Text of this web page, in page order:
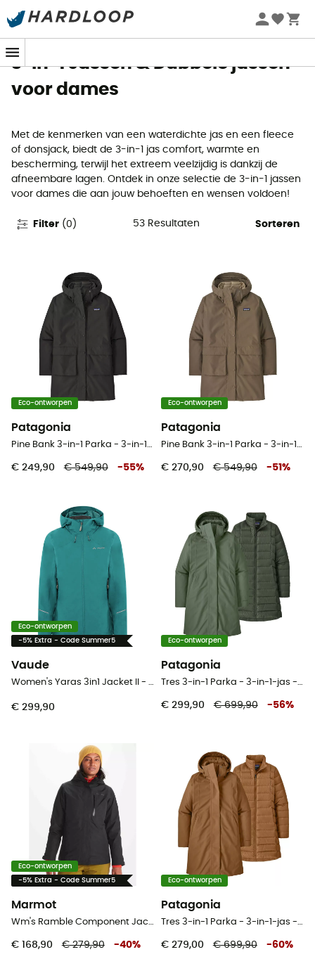
Zomeraanbiedingen 🔥 -5% EXTRA vanaf 2 producten* met
3-in-1 Jassen & Dubbele jassen
voor dames
Met de kenmerken van een waterdichte jas en een fleece
of donsjack, biedt de 3-in-1 jas comfort, warmte en
bescherming, terwijl het extreem veelzijdig is dankzij de
afneembare lagen. Ontdek in onze selectie de 3-in-1 jassen
voor dames die aan jouw behoeften en wensen voldoen!
Filter (0 ) 53 Resultaten Sorteren
Eco-ontworpen
Patagonia
Pine Bank 3-in-1 Parka - 3-in-1-jas - Dames
€ 249,90 € 549,90 -55%
Eco-ontworpen
Patagonia
Pine Bank 3-in-1 Parka - 3-in-1-jas - Dames
€ 270,90 € 549,90 -51 %
Eco-ontworpen
-5% Extra - Code Summer5
Vaude
Women's Yaras 3in1 Jacket II - 3-in-1-jas - Dames
€ 299,90
Eco-ontworpen
Patagonia
Tres 3-in-1 Parka - 3-in-1-jas - Dames
€ 299,90 € 699,90 -56%
Eco-ontworpen
-5% Extra - Code Summer5
Marmot
Wm's Ramble Component Jacket - 3-in-1-jas - Dames
€ 168,90 € 279,90 -40%
Eco-ontworpen
Patagonia
Tres 3-in-1 Parka - 3-in-1-jas - Dames
€ 279,00 € 699,90 -60%